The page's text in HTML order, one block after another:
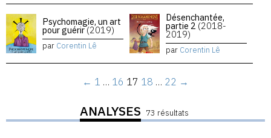
Psychomagie, un art
pour guérir(2019)
par Corentin Lê
Désenchantée,
partie 2 (2018-
2019)
par Corentin Lê
← 1 … 16 17 18 … 22 →
ANALYSES 73 résultats